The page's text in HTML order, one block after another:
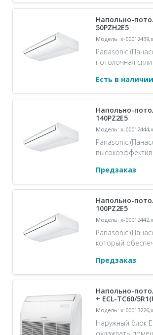
Напольно-
50PZH2E5
Модель: x-
Panasonic
потолочная
Есть в наличии
Напольно-
140PZ2E5
Модель: x-
Panasonic
Предзаказ
Напольно-
100PZ2E5
Модель: x-
Panasonic
который
Предзаказ
Напольно-
+ ECL-TC60/
Модель: x-
Наружный блок